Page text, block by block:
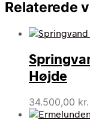
Relaterede
Højde
34.500,00 kr.